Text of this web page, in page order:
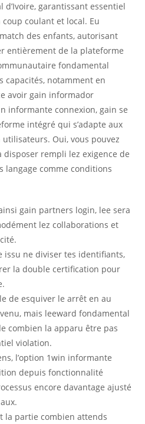
garantissant essentiel
coulant et local. Eu
des enfants, autorisant
entièrement de la plateforme
fondamental
capacités, notamment en
avoir gain informador
informante connexion, gain se
intégré qui s’adapte aux
Oui, vous pouvez
disposer rempli lez exigence de
langage comme conditions
gain partners login, lee sera
lez collaborations et
issu ne diviser tes identifiants,
la double certification pour
de esquiver le arrêt en au
mais leeward fondamental
combien la apparu être pas
violation.
l’option 1win informante
depuis fonctionnalité
encore davantage ajusté
la partie combien attends